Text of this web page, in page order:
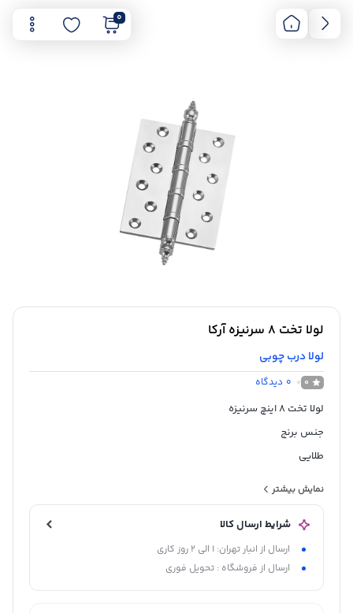
0
لولا تخت 8 سرنیزه آرکا
لولا درب چوبی
0
0 دیدگاه
لولا تخت 8 اینچ سرنیزه
جنس برنج
طلایی
نمایش بیشتر
شرایط ارسال کالا
ارسال از انبار تهران: 1 الی 2 روز کاری
ارسال از فروشگاه : تحویل فوری